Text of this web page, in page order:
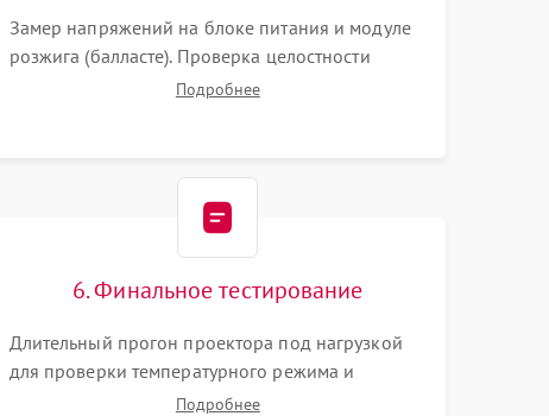
Замер напряжений на блоке питания и модуле
розжига (балласте). Проверка целостности
цветового колеса (DLP) или поляризаторов (LCD).
Подробнее
6. Финальное тестирование
Длительный прогон проектора под нагрузкой
для проверки температурного режима и
отсутствия перегрева. Оценка фокуса,
Подробнее